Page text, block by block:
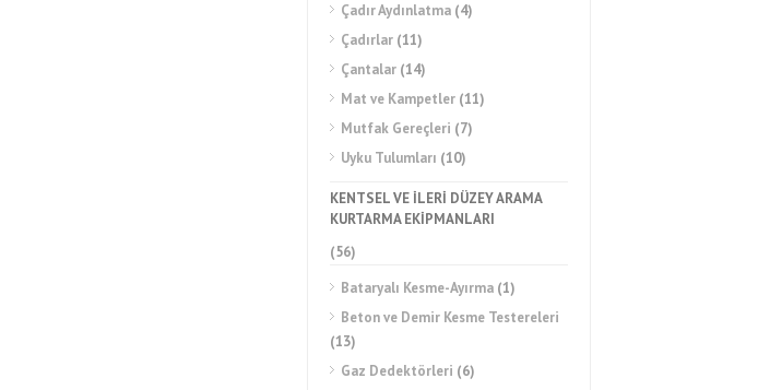
Çadır Aydınlatma (4)
Çadırlar (11)
Çantalar (14)
Mat ve Kampetler (11)
Mutfak Gereçleri (7)
Uyku Tulumları (10)
KENTSEL VE İLERİ DÜZEY ARAMA
KURTARMA EKİPMANLARI
(56)
Bataryalı Kesme-Ayırma (1)
Beton ve Demir Kesme Testereleri
(13)
Gaz Dedektörleri (6)